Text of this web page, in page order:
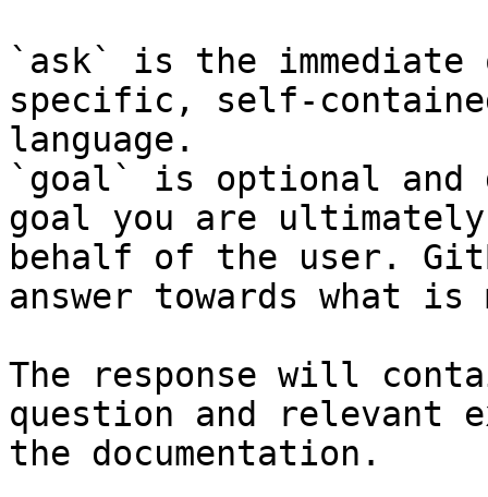
`ask` is the
specific, self-
language.
`goal` is optional and
goal you are
behalf of the user.
answer towards what
The response will
question and relevant
the documentation.